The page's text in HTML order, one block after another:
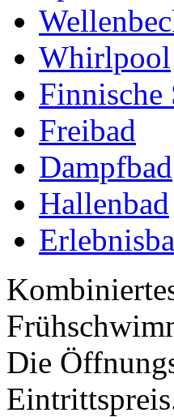
Whirlpool
Finnische
Freibad
Dampfbad
Hallenbad
Die